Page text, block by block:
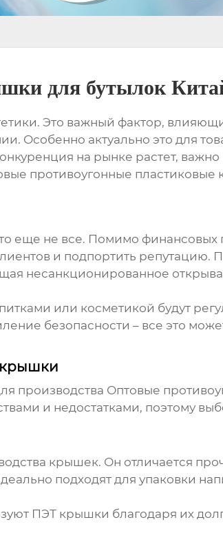
для бутылок
Это важный фактор,
Особенно актуально это для
на рынке растет,
противоугонные пластиковые
еще не все. Помимо финансовых
и подпортить
несанкционированное
или косметикой будут
безопасности – все это
крышки
производства Оптовые
и недостатками, поэтому
крышек. Он отличается
подходят для упаковки
ПЭТ крышки благодаря их